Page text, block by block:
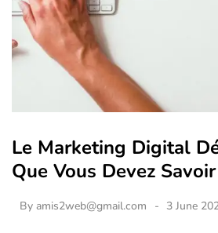
Le Marketing Digital
Que Vous Devez Savoir
By amis2web@gmail.com 3 June